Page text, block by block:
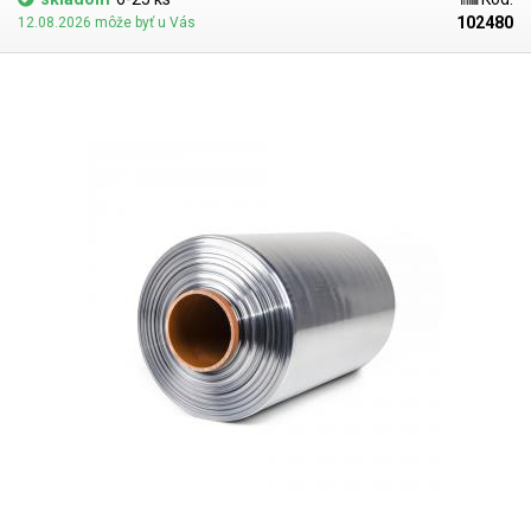
rovnomerné pôsobenie teplotou vyššou ako 90 ° C - ideálne za použitia
tzv. teplovzdušnej zmršťovacej komory, kde je teplota rovnomerne
rozprestretá. Po zahriatí fólia kopíruje tvar baleného predmetu. Pri
predovšetkým polyolefinové fólie (PF), ktoré sú pre potraviny zdravotne
Parametre:Dĺžka: 400m Šírka: 250mm Hrúbka: 30 mikrónov
(0,030mm) Teplota zmrštenia:> 90 ° C Pomer zmrštenia: 1,6: 1 Typ fólie:
PVC Tvar: polorukáv (L) Vnútorný priemer role: 75mm Farba:
12.08.2026 môže byť u Vás
102480